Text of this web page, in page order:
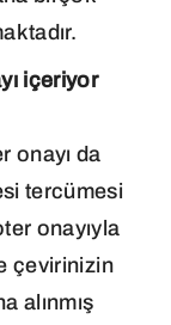
içeriyor
onayı da
tercümesi
onayıyla
çevirinizin
alınmış